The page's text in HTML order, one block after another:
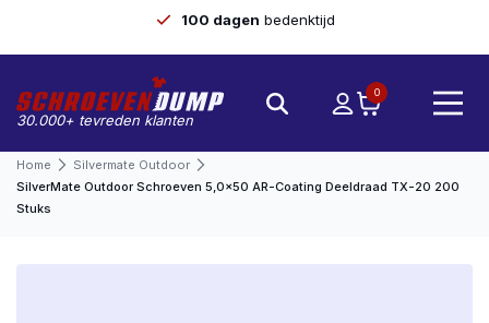
100 dagen bedenktijd
30.000+ tevreden klanten
0
Home
Silvermate Outdoor
SilverMate Outdoor Schroeven 5,0×50 AR-Coating Deeldraad TX-20 200
Stuks